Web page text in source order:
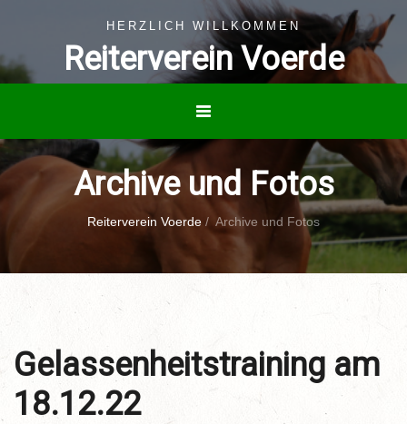
HERZLICH WILLKOMMEN
Reiterverein Voerde
Archive und Fotos
Reiterverein Voerde / Archive und Fotos
Gelassenheitstraining am
18.12.22